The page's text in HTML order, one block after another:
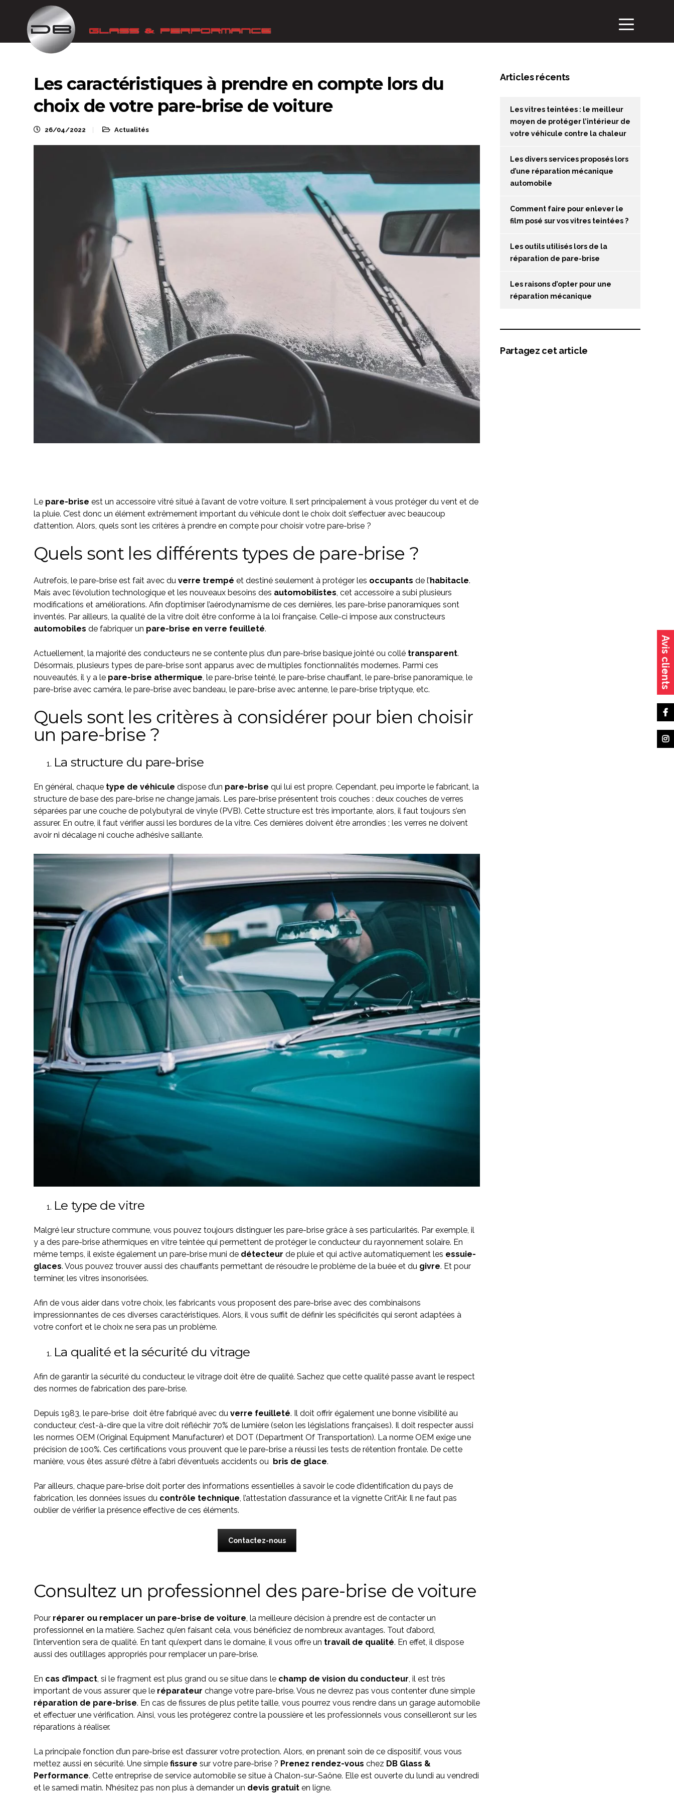
Avis clients
Les caractéristiques à prendre en compte lors du
choix de votre pare-brise de voiture
26/04/2022 Actualités
Le pare-brise est un accessoire vitré situé à l’avant de votre voiture. Il sert principalement à vous protéger du vent et de
la pluie. C’est donc un élément extrêmement important du véhicule dont le choix doit s’effectuer avec beaucoup
d’attention. Alors, quels sont les critères à prendre en compte pour choisir votre pare-brise ?
Quels sont les différents types de pare-brise ?
Autrefois, le pare-brise est fait avec du verre trempé et destiné seulement à protéger les occupants de l’habitacle.
Mais avec l’évolution technologique et les nouveaux besoins des automobilistes , cet accessoire a subi plusieurs
modifications et améliorations. Afin d’optimiser l’aérodynamisme de ces dernières, les pare-brise panoramiques sont
inventés. Par ailleurs, la qualité de la vitre doit être conforme à la loi française. Celle-ci impose aux constructeurs
automobiles de fabriquer un pare-brise en verre feuilleté.
Actuellement, la majorité des conducteurs ne se contente plus d’un pare-brise basique jointé ou collé transparent.
Désormais, plusieurs types de pare-brise sont apparus avec de multiples fonctionnalités modernes. Parmi ces
nouveautés, il y a le pare-brise athermique , le pare-brise teinté, le pare-brise chauffant, le pare-brise panoramique, le
pare-brise avec caméra, le pare-brise avec bandeau, le pare-brise avec antenne, le pare-brise triptyque, etc.
Quels sont les critères à considérer pour bien choisir
un pare-brise ?
La structure du pare-brise
En général, chaque type de véhicule dispose d’un pare-brise qui lui est propre. Cependant, peu importe le fabricant, la
structure de base des pare-brise ne change jamais. Les pare-brise présentent trois couches : deux couches de verres
séparées par une couche de polybutyral de vinyle (PVB). Cette structure est très importante, alors, il faut toujours s’en
assurer. En outre, il faut vérifier aussi les bordures de la vitre. Ces dernières doivent être arrondies ; les verres ne doivent
avoir ni décalage ni couche adhésive saillante.
Le type de vitre
Malgré leur structure commune, vous pouvez toujours distinguer les pare-brise grâce à ses particularités. Par exemple, il
y a des pare-brise athermiques en vitre teintée qui permettent de protéger le conducteur du rayonnement solaire. En
même temps, il existe également un pare-brise muni de détecteur de pluie et qui active automatiquement les essuie-
glaces. Vous pouvez trouver aussi des chauffants permettant de résoudre le problème de la buée et du givre. Et pour
terminer, les vitres insonorisées.
Afin de vous aider dans votre choix, les fabricants vous proposent des pare-brise avec des combinaisons
impressionnantes de ces diverses caractéristiques. Alors, il vous suffit de définir les spécificités qui seront adaptées à
votre confort et le choix ne sera pas un problème.
La qualité et la sécurité du vitrage
Afin de garantir la sécurité du conducteur, le vitrage doit être de qualité. Sachez que cette qualité passe avant le respect
des normes de fabrication des pare-brise.
Depuis 1983, le pare-brise doit être fabriqué avec du verre feuilleté. Il doit offrir également une bonne visibilité au
conducteur, c’est-à-dire que la vitre doit réfléchir 70% de lumière (selon les législations françaises). Il doit respecter aussi
les normes OEM (Original Equipment Manufacturer) et DOT (Department Of Transportation). La norme OEM exige une
précision de 100%. Ces certifications vous prouvent que le pare-brise a réussi les tests de rétention frontale. De cette
manière, vous êtes assuré d’être à l’abri d’éventuels accidents ou bris de glace.
Par ailleurs, chaque pare-brise doit porter des informations essentielles à savoir le code d’identification du pays de
fabrication, les données issues du contrôle technique , l’attestation d’assurance et la vignette Crit’Air. Il ne faut pas
oublier de vérifier la présence effective de ces éléments.
Contactez-nous
Consultez un professionnel des pare-brise de voiture
Pour réparer ou remplacer un pare-brise de voiture , la meilleure décision à prendre est de contacter un
professionnel en la matière. Sachez qu’en faisant cela, vous bénéficiez de nombreux avantages. Tout d’abord,
l’intervention sera de qualité. En tant qu’expert dans le domaine, il vous offre un travail de qualité. En effet, il dispose
aussi des outillages appropriés pour remplacer un pare-brise.
En cas d’impact , si le fragment est plus grand ou se situe dans le champ de vision du conducteur , il est très
important de vous assurer que le réparateur change votre pare-brise. Vous ne devrez pas vous contenter d’une simple
réparation de pare-brise. En cas de fissures de plus petite taille, vous pourrez vous rendre dans un garage automobile
et effectuer une vérification. Ainsi, vous les protégerez contre la poussière et les professionnels vous conseilleront sur les
réparations à réaliser.
La principale fonction d’un pare-brise est d’assurer votre protection. Alors, en prenant soin de ce dispositif, vous vous
mettez aussi en sécurité. Une simple fissure sur votre pare-brise ? Prenez rendez-vous chez DB Glass &
Performance. Cette entreprise de service automobile se situe à Chalon-sur-Saône. Elle est ouverte du lundi au vendredi
et le samedi matin. N’hésitez pas non plus à demander un devis gratuit en ligne.
Articles récents
Les vitres teintées : le meilleur
moyen de protéger l’intérieur de
votre véhicule contre la chaleur
Les divers services proposés lors
d’une réparation mécanique
automobile
Comment faire pour enlever le
film posé sur vos vitres teintées ?
Les outils utilisés lors de la
réparation de pare-brise
Les raisons d’opter pour une
réparation mécanique
Partagez cet article